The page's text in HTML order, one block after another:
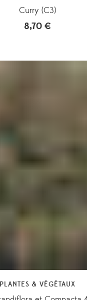
Curry (C3)
8,70 €
PLANTES & VÉGÉTAUX